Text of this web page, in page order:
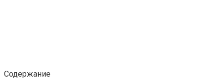
Содержание